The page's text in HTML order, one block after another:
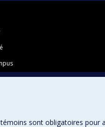
sont obligatoires